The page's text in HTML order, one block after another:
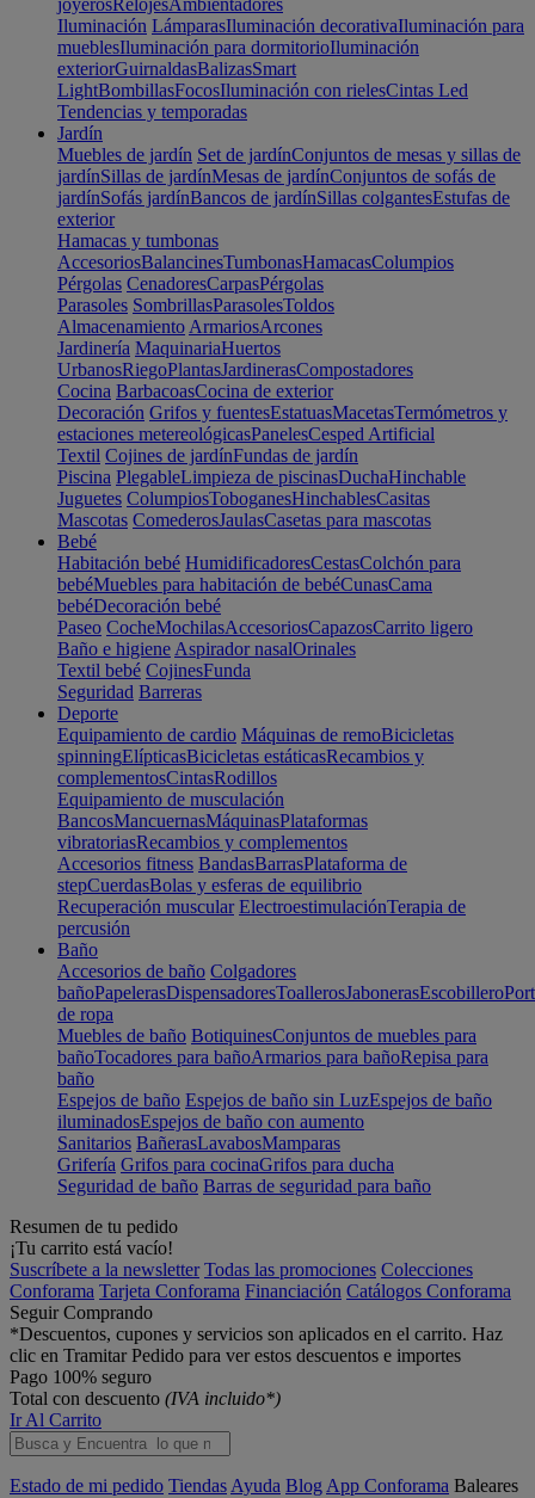
joyerosRelojesAmbientadores
Iluminación LámparasIluminación decorativaIluminación para
mueblesIluminación para dormitorioIluminación
exteriorGuirnaldasBalizasSmart
LightBombillasFocosIluminación con rielesCintas Led
Tendencias y temporadas
Jardín
Muebles de jardín Set de jardínConjuntos de mesas y sillas de
jardínSillas de jardínMesas de jardínConjuntos de sofás de
jardínSofás jardínBancos de jardínSillas colgantesEstufas de
exterior
Hamacas y tumbonas
AccesoriosBalancinesTumbonasHamacasColumpios
Pérgolas CenadoresCarpasPérgolas
Parasoles SombrillasParasolesToldos
Almacenamiento ArmariosArcones
Jardinería MaquinariaHuertos
UrbanosRiegoPlantasJardinerasCompostadores
Cocina BarbacoasCocina de exterior
Decoración Grifos y fuentesEstatuasMacetasTermómetros y
estaciones metereológicasPanelesCesped Artificial
Textil Cojines de jardínFundas de jardín
Piscina PlegableLimpieza de piscinasDuchaHinchable
Juguetes ColumpiosToboganesHinchablesCasitas
Mascotas ComederosJaulasCasetas para mascotas
Bebé
Habitación bebé HumidificadoresCestasColchón para
bebéMuebles para habitación de bebéCunasCama
bebéDecoración bebé
Paseo CocheMochilasAccesoriosCapazosCarrito ligero
Baño e higiene Aspirador nasalOrinales
Textil bebé CojinesFunda
Seguridad Barreras
Deporte
Equipamiento de cardio Máquinas de remoBicicletas
spinningElípticasBicicletas estáticasRecambios y
complementosCintasRodillos
Equipamiento de musculación
BancosMancuernasMáquinasPlataformas
vibratoriasRecambios y complementos
Accesorios fitness BandasBarrasPlataforma de
stepCuerdasBolas y esferas de equilibrio
Recuperación muscular ElectroestimulaciónTerapia de
percusión
Baño
Accesorios de baño Colgadores
bañoPapelerasDispensadoresToallerosJabonerasEscobillero
de ropa
Muebles de baño BotiquinesConjuntos de muebles para
bañoTocadores para bañoArmarios para bañoRepisa para
baño
Espejos de baño Espejos de baño sin LuzEspejos de baño
iluminadosEspejos de baño con aumento
Sanitarios BañerasLavabosMamparas
Grifería Grifos para cocinaGrifos para ducha
Seguridad de baño Barras de seguridad para baño
Resumen de tu pedido
¡Tu carrito está vacío!
Suscríbete a la newsletter Todas las promociones Colecciones
Conforama Tarjeta Conforama Financiación Catálogos Conforama
Seguir Comprando
*Descuentos, cupones y servicios son aplicados en el carrito. Haz
clic en Tramitar Pedido para ver estos descuentos e importes
Pago 100% seguro
Total con descuento (IVA incluido*)
Ir Al Carrito
Estado de mi pedido Tiendas Ayuda Blog App Conforama Baleares